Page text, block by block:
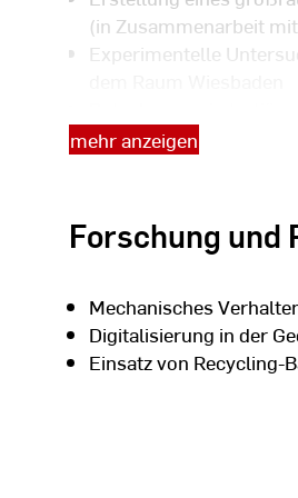
(in Zusammenarbeit
Experimentelle
Berechnungen)
Experimentelle
weitere Themen nach
mehr anzeigen
Forschung und
Mechanisches
Digitalisierung in der
Einsatz von Recycling-